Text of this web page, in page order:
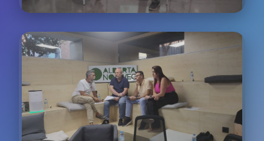
Experiencia del Cliente
Workshops especializados en mejorar cada punto
de contacto del customer journey